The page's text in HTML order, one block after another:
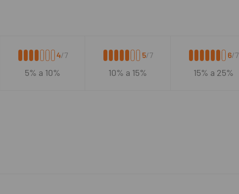
4/7
5% a 10%
5/7
10% a 15%
6/7
15% a 25%